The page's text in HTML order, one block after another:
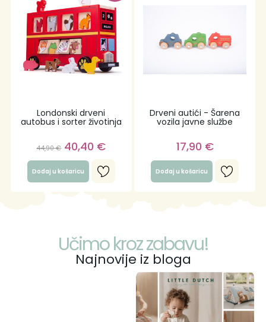
Londonski drveni
autobus i sorter životinja
44,90€ 40,40 €
Dodaj u košaricu
Drveni autići - Šarena
vozila javne službe
17,90 €
Dodaj u košaricu
Učimo kroz zabavu!
Najnovije iz bloga